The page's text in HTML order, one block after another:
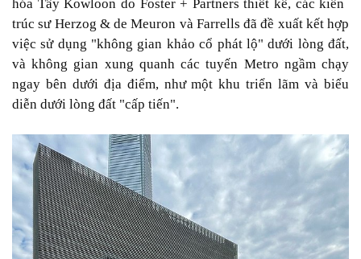
hóa Tây Kowloon do Foster + Partners thiết kế, các kiến ​​
trúc sư Herzog & de Meuron và Farrells đã đề xuất kết hợp
việc sử dụng "không gian khảo cổ phát lộ" dưới lòng đất,
và không gian xung quanh các tuyến Metro ngầm chạy
ngay bên dưới địa điểm, như một khu triển lãm và biểu
diễn dưới lòng đất "cấp tiến".